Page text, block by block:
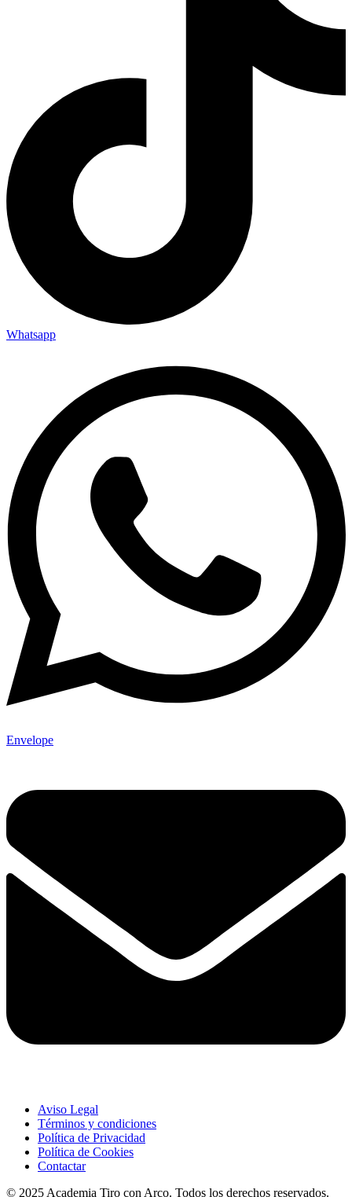
Whatsapp
Envelope
Aviso Legal
Términos y condiciones
Política de Privacidad
Política de Cookies
Contactar
© 2025 Academia Tiro con Arco. Todos los derechos reservados.